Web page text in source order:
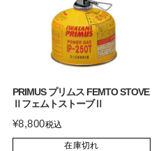
PRIMUS プリムス FEMTO STOVE
ⅡフェムトストーブⅡ
¥8,800税込
在庫切れ